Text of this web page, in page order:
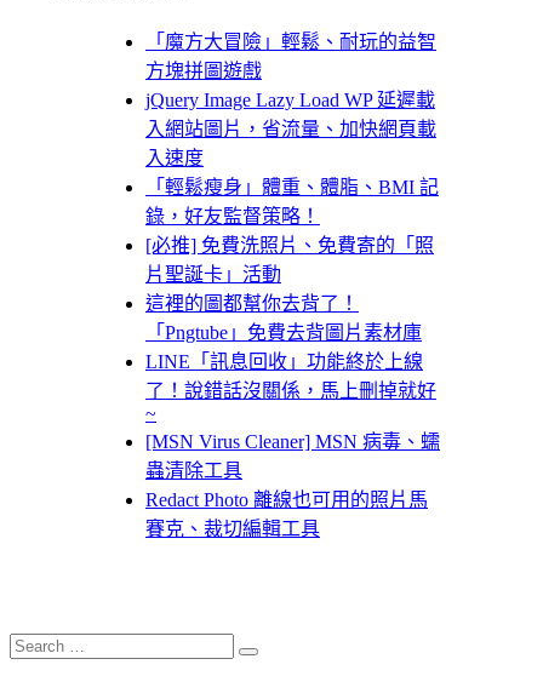
「魔方大冒險」輕鬆、耐玩的益智
方塊拼圖遊戲
jQuery Image Lazy Load WP 延遲載
入網站圖片，省流量、加快網頁載
入速度
「輕鬆瘦身」體重、體脂、BMI 記
錄，好友監督策略！
[必推] 免費洗照片、免費寄的「照
片聖誕卡」活動
這裡的圖都幫你去背了！
「Pngtube」免費去背圖片素材庫
LINE「訊息回收」功能終於上線
了！說錯話沒關係，馬上刪掉就好
~
[MSN Virus Cleaner] MSN 病毒、蠕
蟲清除工具
Redact Photo 離線也可用的照片馬
賽克、裁切編輯工具
Search
for:
Search